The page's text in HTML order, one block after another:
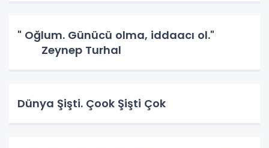
" Oğlum. Günücü olma, iddaacı ol."
Zeynep Turhal
Dünya Şişti. Çook Şişti Çok